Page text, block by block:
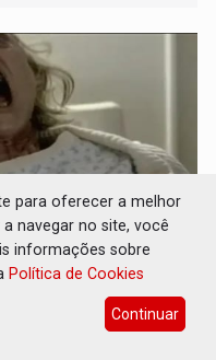
LOGAN: Terror
quase reais –
para oferecer a melhor
navegar no site, você
informações sobre
Política de Cookies
Continuar